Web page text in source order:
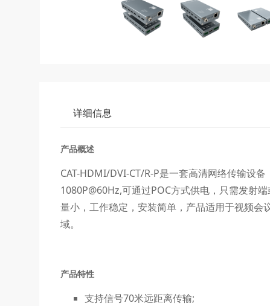
详细信息
产品概述
CAT-HDMI/DVI-CT/R-P是一套高清网络传输设
1080P@60Hz,可通过POC方式供电，只需发射
量小，工作稳定，安装简单，产品适用于视频
域。
产品特性
支持信号70米远距离传输;